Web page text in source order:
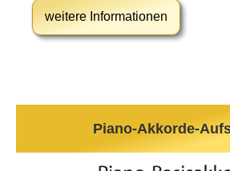
weitere Informationen
Piano-Akkorde-